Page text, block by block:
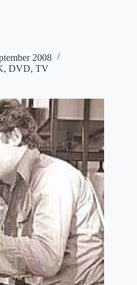
2008
, DVD, TV